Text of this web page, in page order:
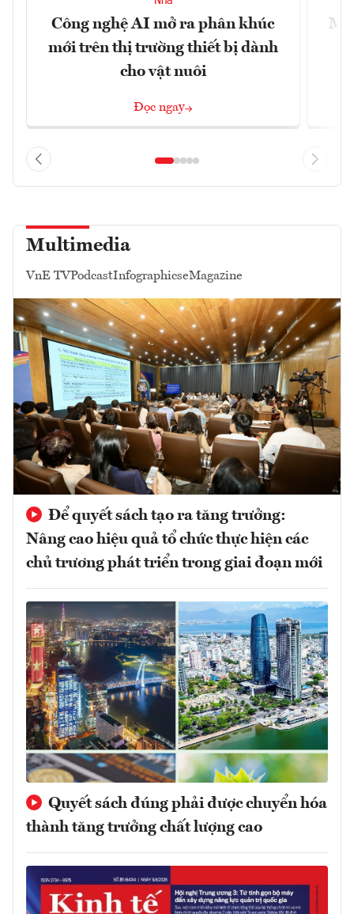
Công nghệ AI mở ra phân khúc
mới trên thị trường thiết bị dành
cho vật nuôi
Đọc ngay
Multimedia
VnE TVPodcastInfographicseMagazine
Để quyết sách tạo ra tăng trưởng:
Nâng cao hiệu quả tổ chức thực hiện các
chủ trương phát triển trong giai đoạn mới
Quyết sách đúng phải được chuyển hóa
thành tăng trưởng chất lượng cao